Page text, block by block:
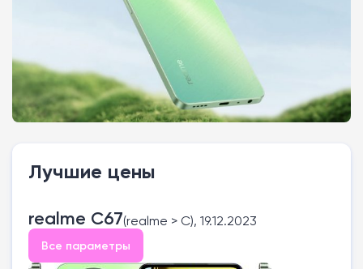
Лучшие цены
realme C67(realme > C), 19.12.2023
Все параметры